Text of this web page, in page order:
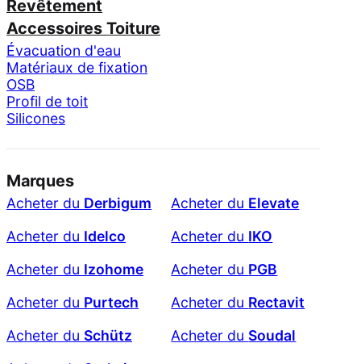
Revêtement
Accessoires Toiture
Évacuation d'eau
Matériaux de fixation
OSB
Profil de toit
Silicones
Marques
Acheter du Derbigum Acheter du Elevate
Acheter du Idelco Acheter du IKO
Acheter du Izohome Acheter du PGB
Acheter du Purtech Acheter du Rectavit
Acheter du Schütz Acheter du Soudal